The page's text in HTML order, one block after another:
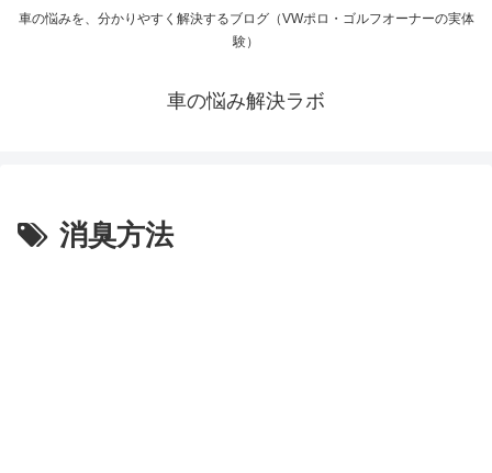
車の悩みを、分かりやすく解決するブログ（VWポロ・ゴルフオーナーの実体
験）
車の悩み解決ラボ
消臭方法